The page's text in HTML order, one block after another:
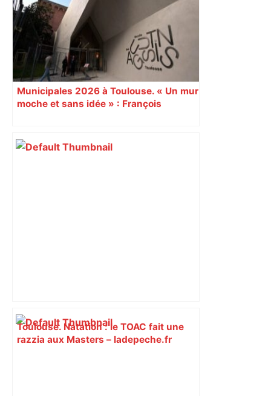
Municipales 2026 à Toulouse. « Un mur
moche et sans idée » : François
Augustins
Toulouse. Natation : le TOAC fait une
razzia aux Masters – ladepeche.fr